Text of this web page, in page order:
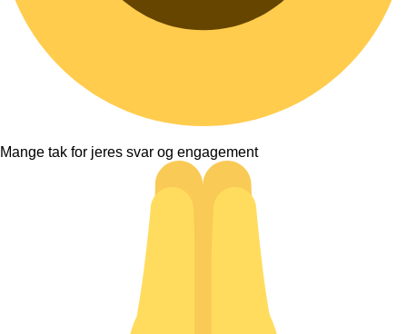
Mange tak for jeres svar og engagement